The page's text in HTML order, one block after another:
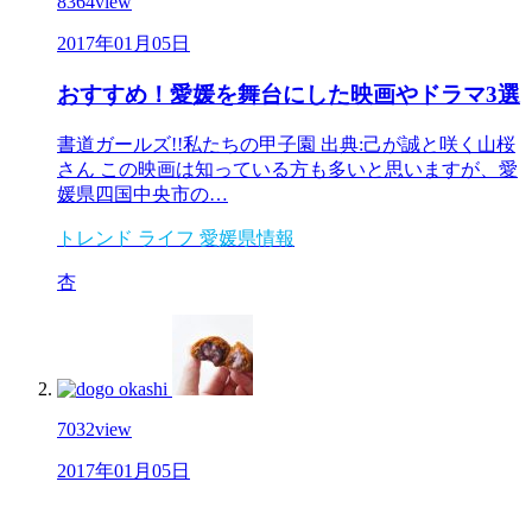
2017年01月05日
おすすめ！愛媛を舞台にした映画やドラマ3選
書道ガールズ!!私たちの甲子園 出典:己が誠と咲く山桜
さん この映画は知っている方も多いと思いますが、愛
媛県四国中央市の…
トレンド ライフ 愛媛県情報
杏
7032view
2017年01月05日